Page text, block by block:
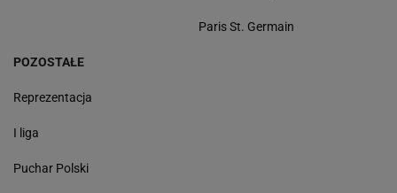
Paris St. Germain
POZOSTAŁE
Reprezentacja
I liga
Puchar Polski